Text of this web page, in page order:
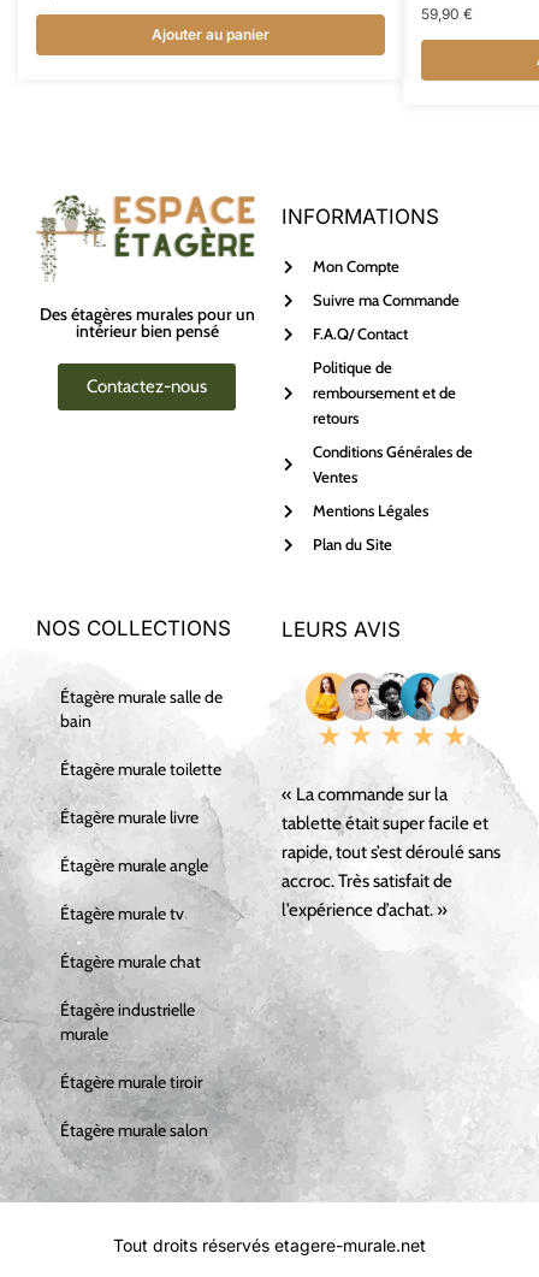
Ajouter au panier
59,90 €
Des étagères murales pour un
intérieur bien pensé
Contactez-nous
INFORMATIONS
Mon Compte
Suivre ma Commande
F.A.Q/ Contact
Politique de
remboursement et de
retours
Conditions Générales de
Ventes
Mentions Légales
Plan du Site
NOS COLLECTIONS
Étagère murale salle de
bain
Étagère murale toilette
Étagère murale livre
Étagère murale angle
Étagère murale tv
Étagère murale chat
Étagère industrielle
murale
Étagère murale tiroir
Étagère murale salon
LEURS AVIS
« La commande sur la
tablette était super facile et
rapide, tout s’est déroulé sans
accroc. Très satisfait de
l’expérience d’achat. »
Tout droits réservés etagere-murale.net